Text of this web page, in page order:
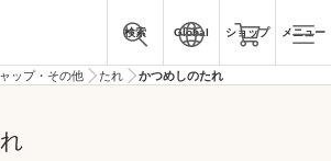
検索 Global ショップ メニュー
ップ・その他 たれ かつめしのたれ